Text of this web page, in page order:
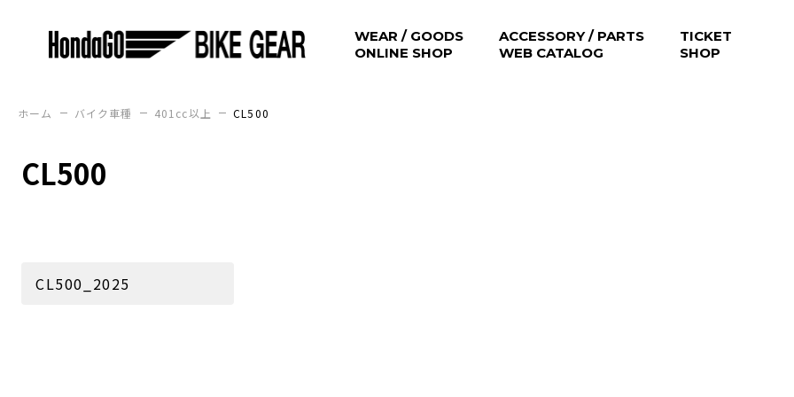
WEAR / GOODS
ONLINE SHOP
ACCESSORY / PARTS
WEB CATALOG
TICKET
SHOP
ホーム バイク車種 401cc以上 CL500
CL500
CL500_2025